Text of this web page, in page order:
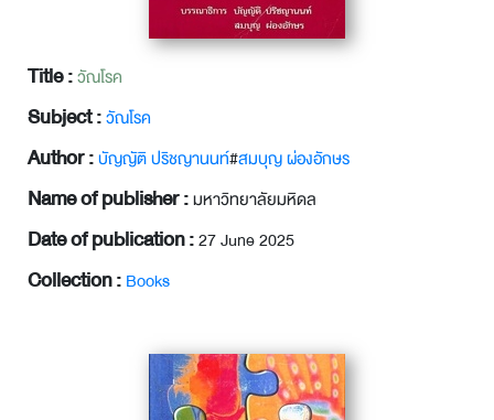
Title :วัณโรค
Subject :วัณโรค
Author :บัญญัติ ปริชญานนท์#สมบุญ ผ่องอักษร
Name of publisher :มหาวิทยาลัยมหิดล
Date of publication :27 June 2025
Collection :Books